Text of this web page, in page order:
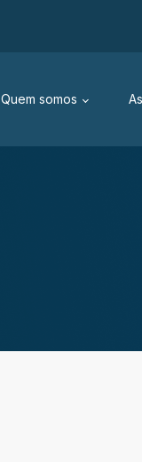
Quem somos